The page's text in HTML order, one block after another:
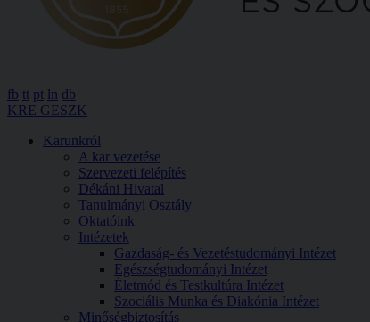
fb tt pt ln db
KRE GESZK
Karunkról
A kar vezetése
Szervezeti felépítés
Dékáni Hivatal
Tanulmányi Osztály
Oktatóink
Intézetek
Gazdaság- és Vezetéstudományi Intézet
Egészségtudományi Intézet
Életmód és Testkultúra Intézet
Szociális Munka és Diakónia Intézet
Minőségbiztosítás